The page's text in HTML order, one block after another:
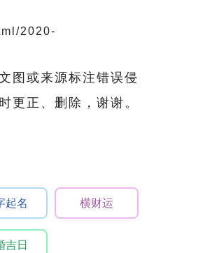
2020-
图或来源标注错误侵
更正、删除，谢谢。
起名 横财运
吉日